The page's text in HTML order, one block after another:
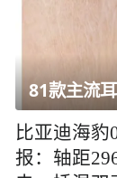
比亚迪海豹
报：轴距